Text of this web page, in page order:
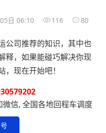
日 06:10 116 80
公司推荐的知识，其中也
释，如果能碰巧解决你现
现在开始吧！
信, 全国各地回程车调度